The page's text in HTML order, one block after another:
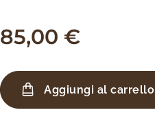
85,00 €
Aggiungi al carrello